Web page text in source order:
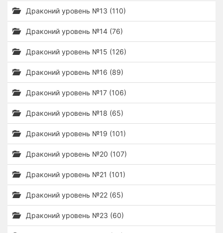
Драконий уровень №13 (110)
Драконий уровень №14 (76)
Драконий уровень №15 (126)
Драконий уровень №16 (89)
Драконий уровень №17 (106)
Драконий уровень №18 (65)
Драконий уровень №19 (101)
Драконий уровень №20 (107)
Драконий уровень №21 (101)
Драконий уровень №22 (65)
Драконий уровень №23 (60)